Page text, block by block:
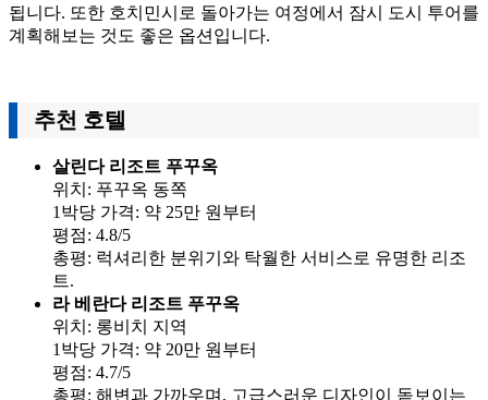
됩니다. 또한 호치민시로 돌아가는 여정에서 잠시 도시 투어를
계획해보는 것도 좋은 옵션입니다.
추천 호텔
살린다 리조트 푸꾸옥
위치: 푸꾸옥 동쪽
1박당 가격: 약 25만 원부터
평점: 4.8/5
총평: 럭셔리한 분위기와 탁월한 서비스로 유명한 리조
트.
라 베란다 리조트 푸꾸옥
위치: 롱비치 지역
1박당 가격: 약 20만 원부터
평점: 4.7/5
총평: 해변과 가까우며, 고급스러운 디자인이 돋보이는